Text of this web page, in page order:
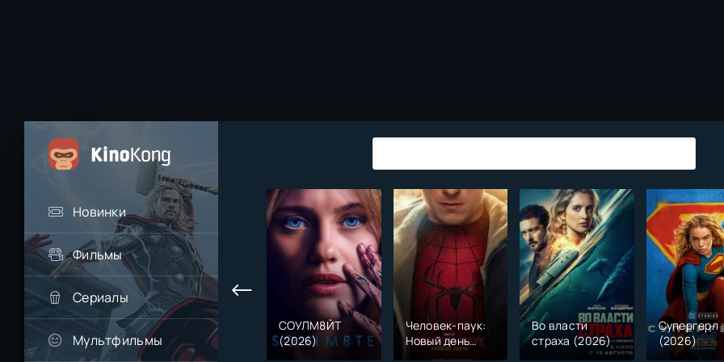
Новинки
Фильмы
Сериалы
Мультфильмы
СОУЛМ8ЙТ
(2026)
Человек-паук:
Новый день
(2026)
Во власти
страха (2026)
Супергерл
(2026)